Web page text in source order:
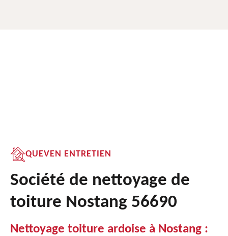
QUEVEN ENTRETIEN
Société de nettoyage de
toiture Nostang 56690
Nettoyage toiture ardoise à Nostang :